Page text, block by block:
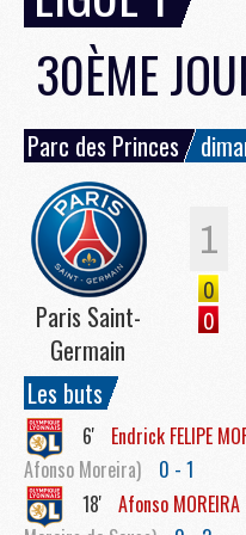
30ÈME
Parc des Princes
Paris Saint-
Germain
1
0
0
Les buts
6' Endrick FELIPE
Afonso Moreira)
0 - 1
18' Afonso MOREIRA